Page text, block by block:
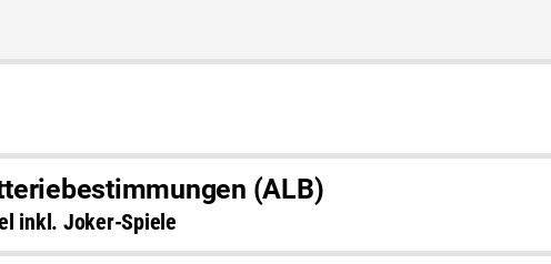
(ALB)
inkl. Joker-Spiele